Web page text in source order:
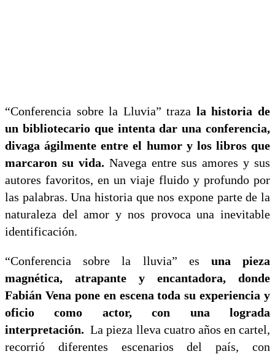
“Conferencia sobre la Lluvia” traza la historia de
un bibliotecario que intenta dar una conferencia,
divaga ágilmente entre el humor y los libros que
marcaron su vida. Navega entre sus amores y sus
autores favoritos, en un viaje fluido y profundo por
las palabras. Una historia que nos expone parte de la
naturaleza del amor y nos provoca una inevitable
identificación.
“Conferencia sobre la lluvia” es una pieza
magnética, atrapante y encantadora, donde
Fabián Vena pone en escena toda su experiencia y
oficio como actor, con una lograda
interpretación. La pieza lleva cuatro años en cartel,
recorrió diferentes escenarios del país, con